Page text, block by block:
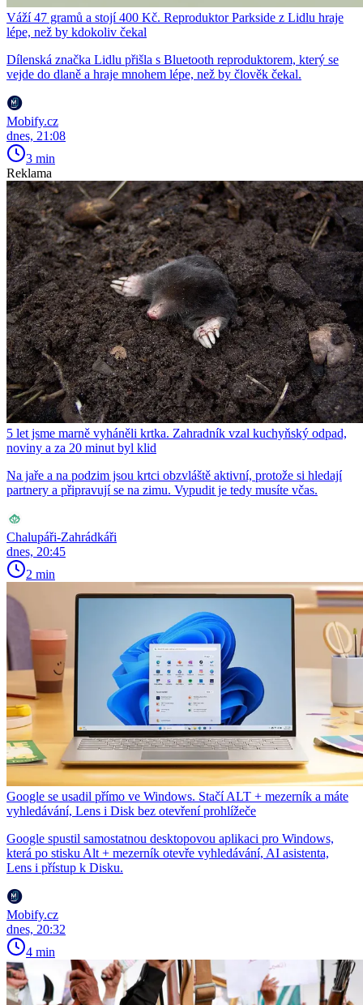
Váží 47 gramů a stojí 400 Kč. Reproduktor Parkside z Lidlu hraje
lépe, než by kdokoliv čekal
Dílenská značka Lidlu přišla s Bluetooth reproduktorem, který se
vejde do dlaně a hraje mnohem lépe, než by člověk čekal.
Mobify.cz
dnes, 21:08
3 min
Reklama
5 let jsme marně vyháněli krtka. Zahradník vzal kuchyňský odpad,
noviny a za 20 minut byl klid
Na jaře a na podzim jsou krtci obzvláště aktivní, protože si hledají
partnery a připravují se na zimu. Vypudit je tedy musíte včas.
Chalupáři-Zahrádkáři
dnes, 20:45
2 min
Google se usadil přímo ve Windows. Stačí ALT + mezerník a máte
vyhledávání, Lens i Disk bez otevření prohlížeče
Google spustil samostatnou desktopovou aplikaci pro Windows,
která po stisku Alt + mezerník otevře vyhledávání, AI asistenta,
Lens i přístup k Disku.
Mobify.cz
dnes, 20:32
4 min